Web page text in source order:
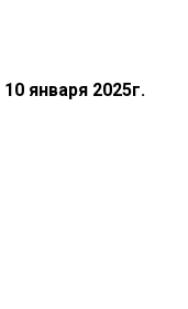
10 января 2025г.